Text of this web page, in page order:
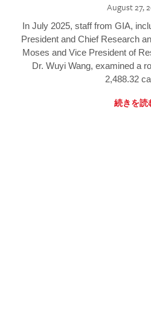
August 27,
In July 2025, staff from GIA,
President and Chief Research
Moses and Vice President of
Dr. Wuyi Wang, examined a
2,488.32
続きを読